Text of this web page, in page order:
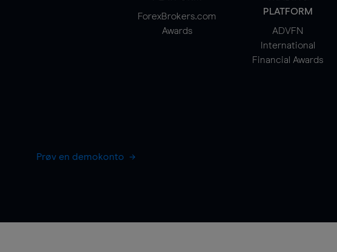
ForexBrokers.com
Awards
PLATFORM
ADVFN
International
Financial Awards
Prøv en demokonto